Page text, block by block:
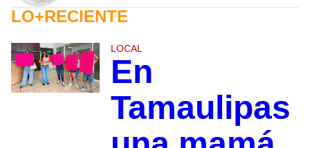
LO+RECIENTE
LOCAL
En
Tamaulipas